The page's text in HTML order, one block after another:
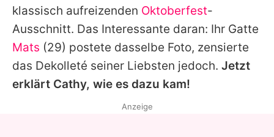
klassisch aufreizenden Oktoberfest-
Ausschnitt. Das Interessante daran: Ihr Gatte
Mats (29) postete dasselbe Foto, zensierte
das Dekolleté seiner Liebsten jedoch. Jetzt
erklärt Cathy, wie es dazu kam!
Anzeige